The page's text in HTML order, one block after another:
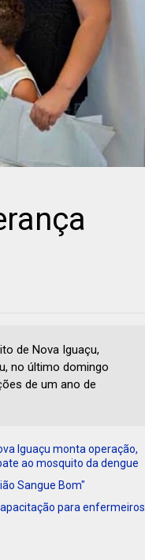
de Nova Iguaçu,
no último domingo
de um ano de
Iguaçu monta operação,
ao mosquito da dengue
Sangue Bom"
para enfermeiros